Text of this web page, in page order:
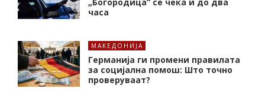
часа
МАКЕДОНИЈА
Германија ги промени правилата
за социјална помош: Што точно
проверуваат?